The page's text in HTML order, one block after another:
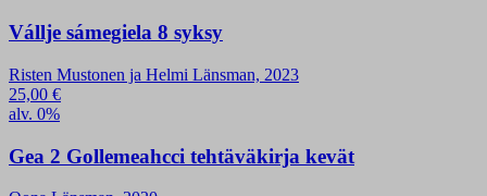
Vállje sámegiela 8 syksy
Risten Mustonen ja Helmi Länsman, 2023
25,00 €
alv. 0%
Gea 2 Gollemeahcci tehtäväkirja kevät